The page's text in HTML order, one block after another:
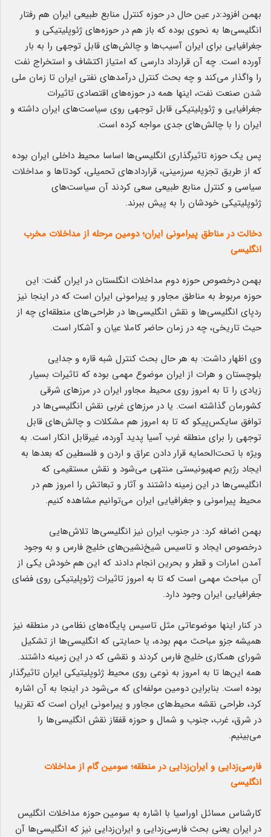
بهمن افزود:در عین حال در حوزه کنترل منابع طبیعی ایران هم رفتار
انگلیسی‌ها به نحوی بوده که باز هم در حوزه‌های ژئوپلیتیکی و
جغرافیایی برای ایران آسیب‌ها و چالش‌های قابل توجهی را به بار
آورده است. چه آن قرارداد دارسی که امتیاز اکتشاف و استخراج نفت
را واگذار می‌کند و چه بحث کنترل درآمدهای نفتی ایران تا زمان ملی
شدن صنعت نفت، اینها همه در حوزه‌های اقتصادی تاثیرات
جغرافیایی و ژئوپلیتیکی قابل توجهی روی سیاست‌های ایران داشته و
ایران را با چالش‌های جدی مواجه کرده است.
پس یک حوزه تاثیرگذاری انگلیسی‌ها اساسا محیط داخلی ایران بوده
که از طریق تجزیه سرزمینی، قراردادهای تحمیلی، کودتاها و مداخلات
سیاسی و کنترل منابع طبیعی سعی کردند آن سیاست‌های
ژئوپلیتیکی خودشان را به پیش ببرند.
دخالت در مناطق پیرامونی ایران؛ دومین مرحله از مداخلات مخرب
انگلیسی
بهمن درخصوص حوزه دوم مداخلات انگلستان در ایران گفت: این
حوزه مربوط به مناطق مجاور و پیرامونی ایران است که در اینجا نیز
ردپای انگلیسی‌ها و نقش انگلیسی‌ها در طراحی‌های منطقه‌ای چه از
حیث تاریخی، چه در زمان حاضر کاملا عیان و آشکار است.
وی اظهار داشت: به هر حال بحث کنترل شبه قاره و جدایی
بلوچستان و هرات از ایران موضوع مهمی بوده که تاثیرات بسیار
زیادی را تا به امروز روی محیط مجاور ایران در مرزهای شرقی
کشورمان گذاشته است. یا در مرزهای غربی نقش انگلیسی‌ها در
توافق سایکس‌پیکو که تا به امروز هم مشکلات و چالش‌های قابل
توجهی را برای منطقه غرب آسیا پدید آورده، غیرقابل انکار است. به
ویژه با تحت‌الحمایه قرار دادن عراق و اردن و فلسطین که بعدها به
ایجاد رژیم صهیونیستی منتهی می‌شود و نقش مستقیمی که
انگلیسی‌ها در این زمینه داشتند و آثار و تبعاتش را امروز هم در
محیط پیرامونی و جغرافیایی ایران می‌توانیم مشاهده کنیم.
بهمن اضافه کرد: در جنوب ایران نیز انگلیسی‌ها تلاش‌هایی
درخصوص ایجاد و تاسیس شیخ‌نشین‌های خلیج فارس و به وجود
آمدن امارات و قطر و بحرین انجام دادند که این هم خودش یکی از
آن مباحث مهمی است که تا به امروز تاثیرات ژئوپلیتیکی روی فضای
جغرافیایی ایران وجود دارد.
در کنار اینها موضوعاتی مثل تاسیس پایگاه‌های نظامی در منطقه نیز
همیشه جزو مباحث مهم بوده، یا حمایتی که انگلیسی‌ها از تشکیل
شورای همکاری خلیج فارس کردند و نقشی که در این زمینه داشتند.
همه این‌ها تا به امروز به نوعی روی محیط ژئوپلیتیکی ایران تاثیرگذار
بوده است. بنابراین دومین مولفه‌ای که می‌شود در اینجا به آن اشاره
کرد، طراحی نقشه محیط‌های مجاور و پیرامونی ایران است که تقریبا
در شرق، غرب، جنوب و شمال و حوزه قفقاز نقش انگلیسی‌ها را
می‌بینیم.
فارسی‌زدایی و ایران‌زدایی در منطقه؛ سومین گام از مداخلات
انگلیسی
کارشناس مسائل اوراسیا با اشاره به سومین حوزه مداخلات انگلیس
در ایران یعنی بحث فارسی‌زدایی و ایران‌زدایی نیز که انگلیسی‌ها آن